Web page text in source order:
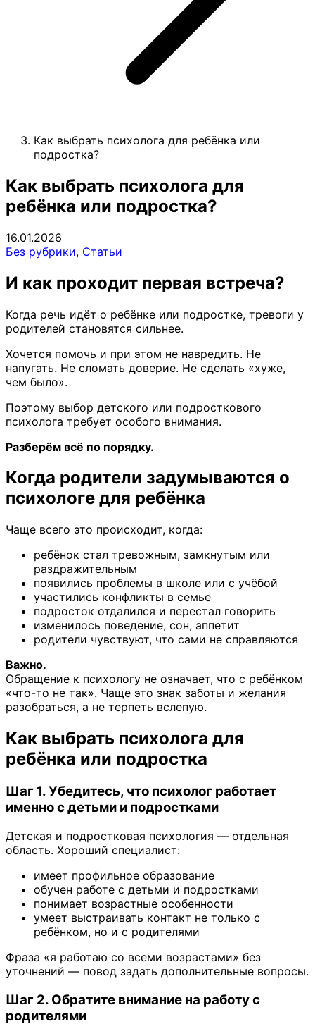
Как выбрать психолога для ребёнка или
подростка?
Как выбрать психолога для
ребёнка или подростка?
16.01.2026
Без рубрики, Статьи
И как проходит первая встреча?
Когда речь идёт о ребёнке или подростке, тревоги у
родителей становятся сильнее.
Хочется помочь и при этом не навредить. Не
напугать. Не сломать доверие. Не сделать «хуже,
чем было».
Поэтому выбор детского или подросткового
психолога требует особого внимания.
Разберём всё по порядку.
Когда родители задумываются о
психологе для ребёнка
Чаще всего это происходит, когда:
ребёнок стал тревожным, замкнутым или
раздражительным
появились проблемы в школе или с учёбой
участились конфликты в семье
подросток отдалился и перестал говорить
изменилось поведение, сон, аппетит
родители чувствуют, что сами не справляются
Важно.
Обращение к психологу не означает, что с ребёнком
«что-то не так». Чаще это знак заботы и желания
разобраться, а не терпеть вслепую.
Как выбрать психолога для
ребёнка или подростка
Шаг 1. Убедитесь, что психолог работает
именно с детьми и подростками
Детская и подростковая психология — отдельная
область. Хороший специалист:
имеет профильное образование
обучен работе с детьми и подростками
понимает возрастные особенности
умеет выстраивать контакт не только с
ребёнком, но и с родителями
Фраза «я работаю со всеми возрастами» без
уточнений — повод задать дополнительные вопросы.
Шаг 2. Обратите внимание на работу с
родителями